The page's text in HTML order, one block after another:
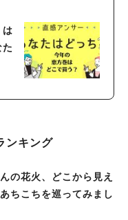
は
ンキング
の花火、どこから見え
ちこちを巡ってみまし